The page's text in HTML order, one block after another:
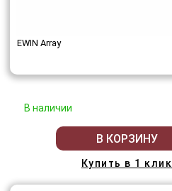
EWIN Array
В наличии
В КОРЗИНУ
Купить в 1 клик